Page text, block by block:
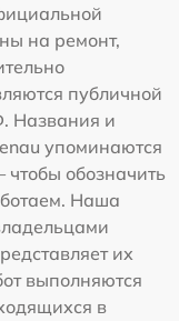
на ремонт,
публичной
Названия и
упоминаются
обозначить
Наша
их
выполняются
в